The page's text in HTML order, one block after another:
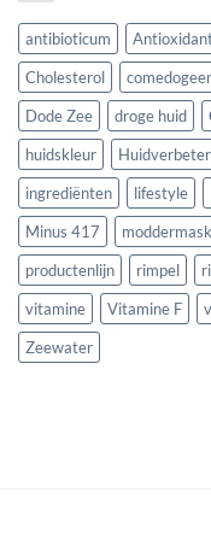
antibioticum
Cholesterol
Dode Zee
droge huid
huidskleur
ingrediënten
lifestyle
Minus 417
productenlijn
rimpel
vitamine
Vitamine F
Zeewater